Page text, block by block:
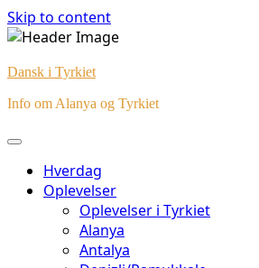
Skip to content
Dansk i Tyrkiet
Info om Alanya og Tyrkiet
Hverdag
Oplevelser
Oplevelser i Tyrkiet
Alanya
Antalya